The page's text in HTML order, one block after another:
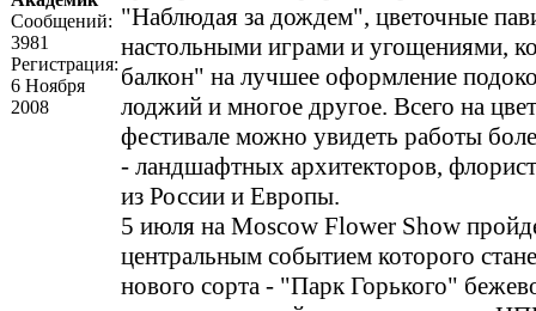
Сообщений:
3981
Регистрация:
6 Ноября
2008
"Наблюдая за дождем", цветочные
настольными играми и угощениями,
балкон" на лучшее оформление
лоджий и многое другое. Всего на
фестивале можно увидеть работы
- ландшафтных архитекторов,
из России и Европы.
5 июля на Moscow Flower Show
центральным событием которого
нового сорта - "Парк Горького"